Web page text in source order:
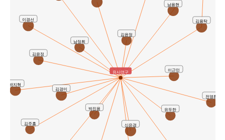
김용탁
남용현
김경미
김윤정
김윤정
김주홍
남정휘
박지혁
박진용
신은경
유두한
이경선
이근민
전영환
유사연구